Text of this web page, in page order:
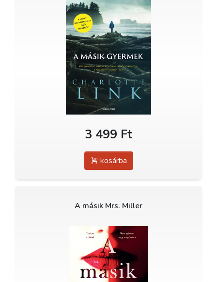
3 499 Ft
kosárba
A másik Mrs. Miller